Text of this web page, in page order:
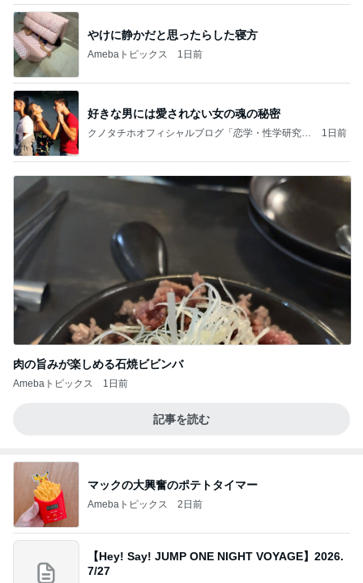
やけに静かだと思ったらした寝方
Amebaトピックス 1日前
好きな男には愛されない女の魂の秘密
クノタチホオフィシャルブログ「恋学・性学研究
1日前
肉の旨みが楽しめる石焼ビビンバ
Amebaトピックス 1日前
記事を読む
マックの大興奮のポテトタイマー
Amebaトピックス 2日前
【Hey! Say! JUMP ONE NIGHT VOYAGE】2026.
7/27